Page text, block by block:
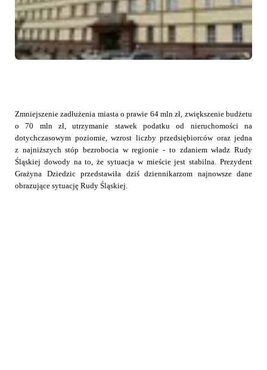
Zmniejszenie zadłużenia miasta o prawie 64 mln zł, zwiększenie budżetu
o 70 mln zł, utrzymanie stawek podatku od nieruchomości na
dotychczasowym poziomie, wzrost liczby przedsiębiorców oraz jedna
z najniższych stóp bezrobocia w regionie - to zdaniem władz Rudy
Śląskiej dowody na to, że sytuacja w mieście jest stabilna. Prezydent
Grażyna Dziedzic przedstawiła dziś dziennikarzom najnowsze dane
obrazujące sytuację Rudy Śląskiej.